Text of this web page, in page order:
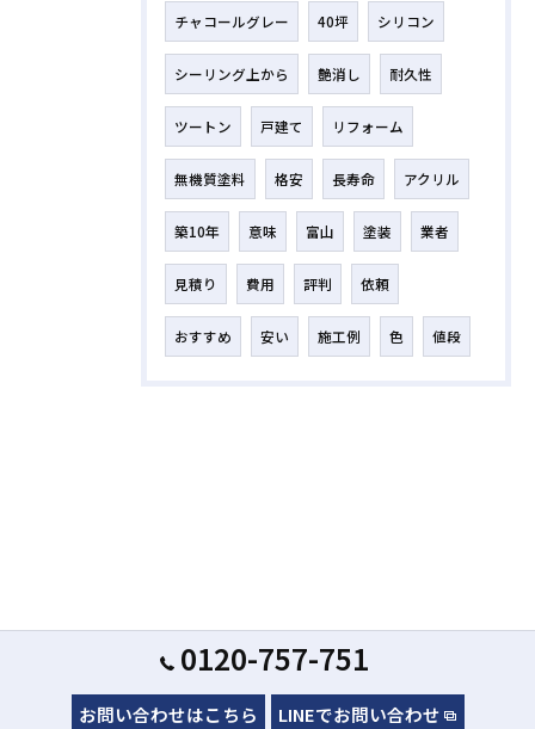
チャコールグレー 40坪 シリコン
シーリング上から 艶消し 耐久性
ツートン 戸建て リフォーム
無機質塗料 格安 長寿命 アクリル
築10年 意味 富山 塗装 業者
見積り 費用 評判 依頼
おすすめ 安い 施工例 色 値段
0120-757-751
お問い合わせはこちら LINEでお問い合わせ